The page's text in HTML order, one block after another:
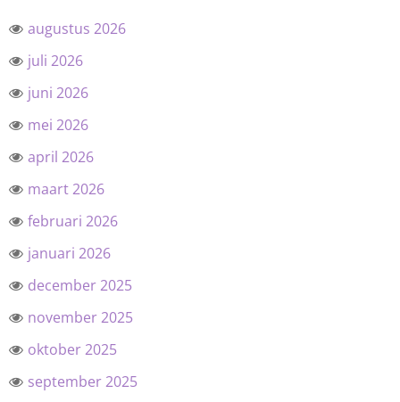
augustus 2026
juli 2026
juni 2026
mei 2026
april 2026
maart 2026
februari 2026
januari 2026
december 2025
november 2025
oktober 2025
september 2025